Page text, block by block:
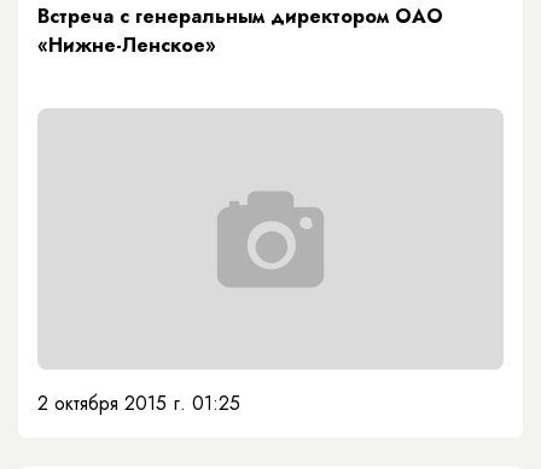
Встреча с генеральным директором ОАО
«Нижне-Ленское»
2 октября 2015 г. 01:25